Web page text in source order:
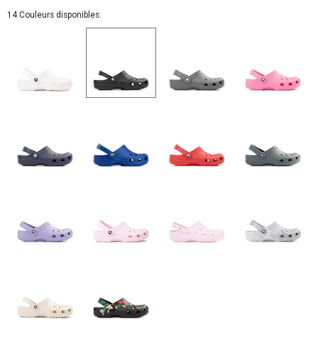
14 Couleurs disponibles: